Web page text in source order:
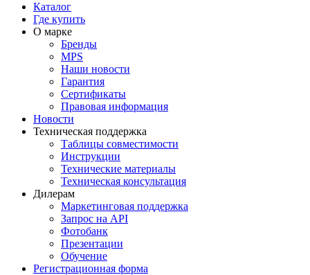
Каталог
Где купить
О марке
Бренды
MPS
Наши новости
Гарантия
Сертификаты
Правовая информация
Новости
Техническая поддержка
Таблицы совместимости
Инструкции
Технические материалы
Техническая консультация
Дилерам
Маркетинговая поддержка
Запрос на API
Фотобанк
Презентации
Обучение
Регистрационная форма